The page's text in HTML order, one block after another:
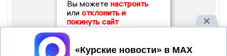
Вы можете настроить
или отклонить и
покинуть сайт
Принять